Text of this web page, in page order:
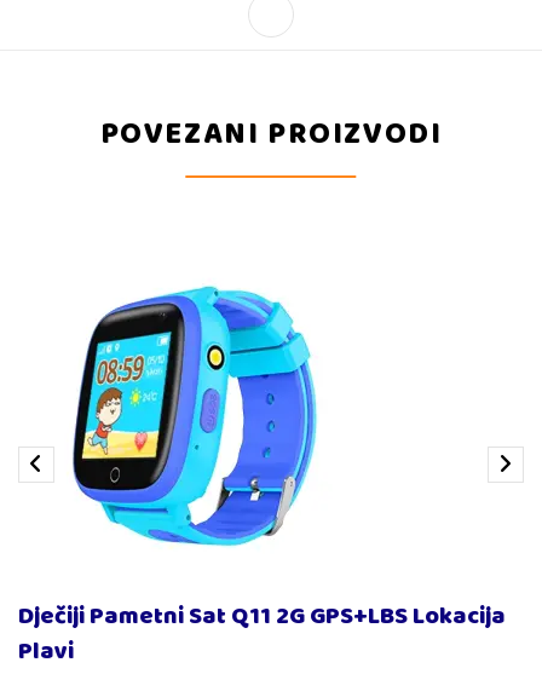
POVEZANI PROIZVODI
Dječiji Pametni Sat Q11 2G GPS+LBS Lokacija
Plavi